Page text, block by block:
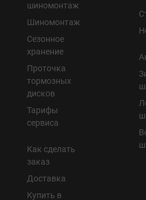
шиномонтаж
Шиномонтаж
Сезонное
хранение
Проточка
тормозных
дисков
Тарифы
сервиса
Как сделать
заказ
Доставка
Купить в